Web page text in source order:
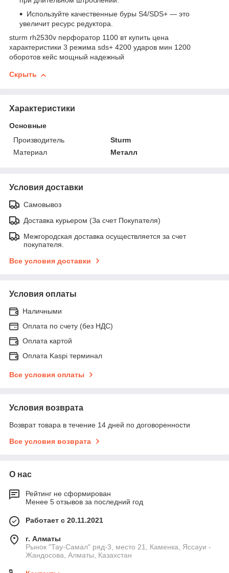
Используйте качественные буры S4/SDS+ — это
увеличит ресурс редуктора.
sturm rh2530v перфоратор 1100 вт купить цена
характеристики 3 режима sds+ 4200 ударов мин 1200
оборотов кейс мощный надежный
Скрыть
Характеристики
Основные
Производитель
Sturm
Материал
Металл
Условия доставки
Самовывоз
Доставка курьером (За счет Покупателя)
Межгородская доставка осуществляется за счет
покупателя.
Все условия доставки
Условия оплаты
Наличными
Оплата по счету (без НДС)
Оплата картой
Оплата Kaspi терминал
Все условия оплаты
Условия возврата
Возврат товара в течение 14 дней по договоренности
Все условия возврата
О нас
Рейтинг не сформирован
Менее 5 отзывов за последний год
Работает с 20.11.2021
г. Алматы
Рынок "Тау-Самал" ряд-3, место 21, Каменка, Яссауи -
Жандосова, Алматы, Казахстан